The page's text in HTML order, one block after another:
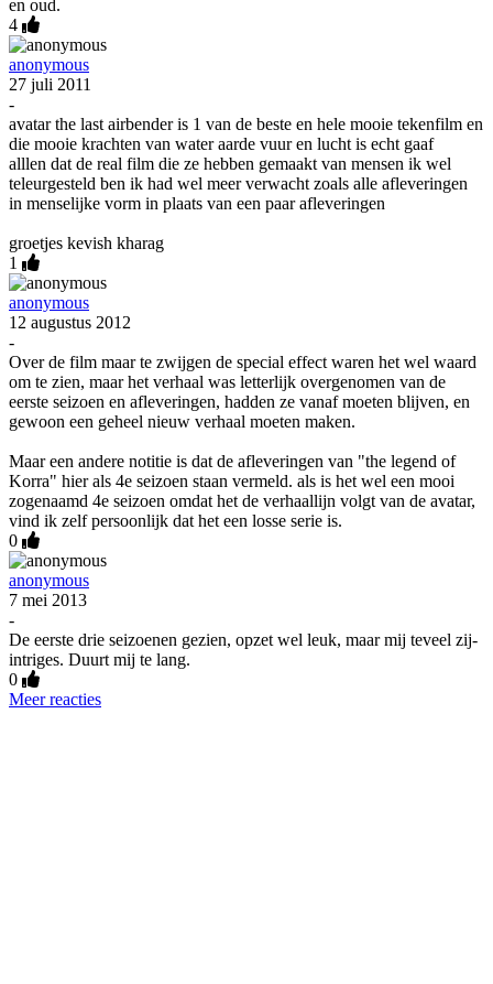
en oud.
4
anonymous
27 juli 2011
-
avatar the last airbender is 1 van de beste en hele mooie tekenfilm en
die mooie krachten van water aarde vuur en lucht is echt gaaf
alllen dat de real film die ze hebben gemaakt van mensen ik wel
teleurgesteld ben ik had wel meer verwacht zoals alle afleveringen
in menselijke vorm in plaats van een paar afleveringen
groetjes kevish kharag
1
anonymous
12 augustus 2012
-
Over de film maar te zwijgen de special effect waren het wel waard
om te zien, maar het verhaal was letterlijk overgenomen van de
eerste seizoen en afleveringen, hadden ze vanaf moeten blijven, en
gewoon een geheel nieuw verhaal moeten maken.
Maar een andere notitie is dat de afleveringen van "the legend of
Korra" hier als 4e seizoen staan vermeld. als is het wel een mooi
zogenaamd 4e seizoen omdat het de verhaallijn volgt van de avatar,
vind ik zelf persoonlijk dat het een losse serie is.
0
anonymous
7 mei 2013
-
De eerste drie seizoenen gezien, opzet wel leuk, maar mij teveel zij-
intriges. Duurt mij te lang.
0
Meer reacties